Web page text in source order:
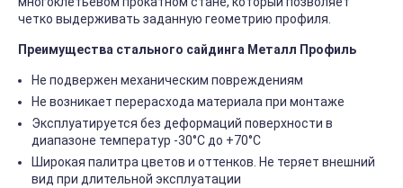
четко выдерживать заданную геометрию профиля.
Преимущества стального сайдинга Металл Профиль
Не подвержен механическим повреждениям
Не возникает перерасхода материала при монтаже
Эксплуатируется без деформаций поверхности в
диапазоне температур -30°C до +70°C
Широкая палитра цветов и оттенков. Не теряет внешний
вид при длительной эксплуатации